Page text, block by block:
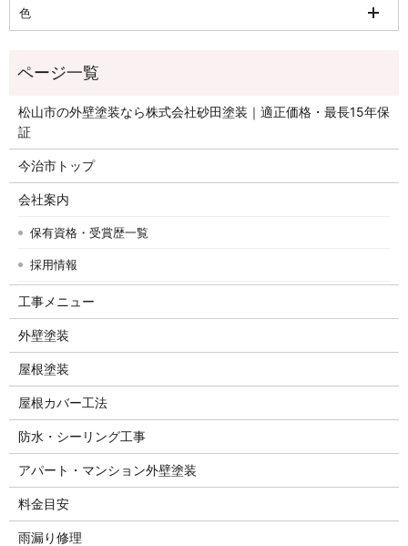
色
松山市の外壁塗装なら株式会社砂田塗装｜適正価格・最長15年保
証
今治市トップ
会社案内
保有資格・受賞歴一覧
採用情報
工事メニュー
外壁塗装
屋根塗装
屋根カバー工法
防水・シーリング工事
アパート・マンション外壁塗装
料金目安
雨漏り修理